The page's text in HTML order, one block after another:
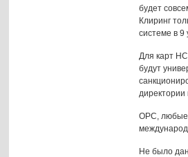
будет
Клиринг
системе в 9
Для карт
будут
ОРС, любые
Не было